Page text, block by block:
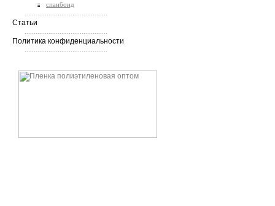
спанбонд
Статьи
Политика конфиденциальности